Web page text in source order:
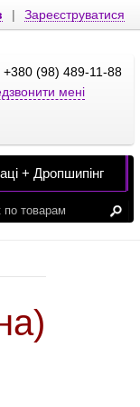
| Зареєструватися
+380 (98) 489-11-88
мені
+ Дропшипінг